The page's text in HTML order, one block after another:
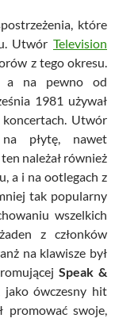
które
Utwór Television
z tego okresu.
a na pewno od
1981 używał
Utwór
płytę, nawet
należał również
a i na ootlegach z
tak popularny
wszelkich
z członków
na klawisze był
Speak &
jako ówczesny hit
promować swoje,